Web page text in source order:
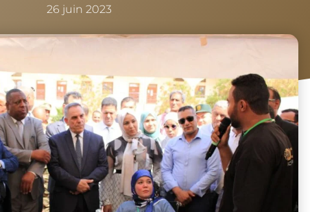
26 juin 2023